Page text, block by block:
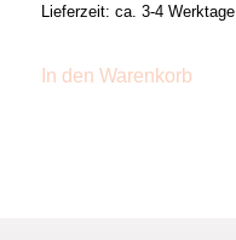
Lieferzeit: ca. 3-4 Werktage
In den Warenkorb